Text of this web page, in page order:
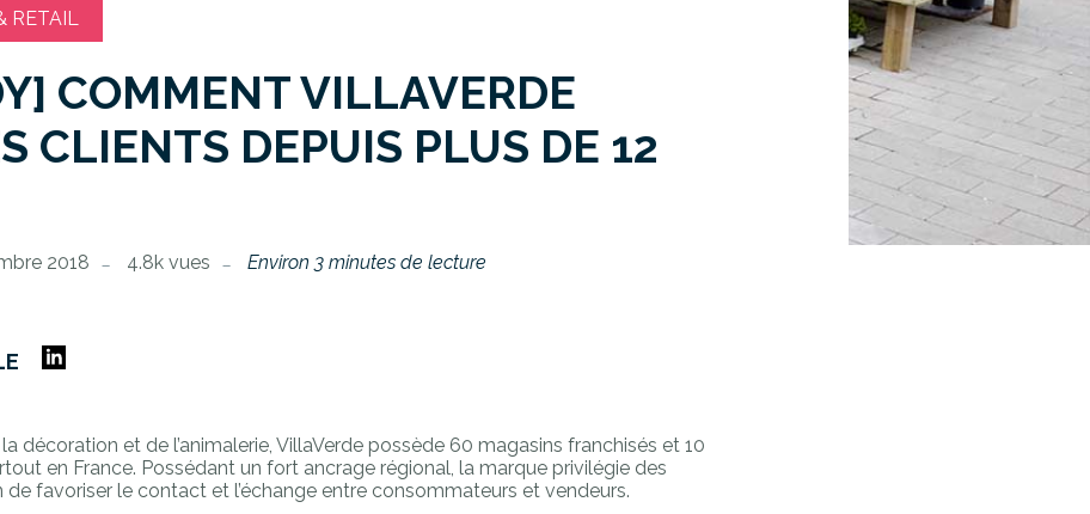
RETAIL
COMMENT VILLAVERDE
CLIENTS DEPUIS PLUS DE 12
2018 4.8k vues Environ 3 minutes de lecture
décoration et de l’animalerie, VillaVerde possède 60 magasins franchisés et 10
en France. Possédant un fort ancrage régional, la marque privilégie des
de favoriser le contact et l’échange entre consommateurs et vendeurs.